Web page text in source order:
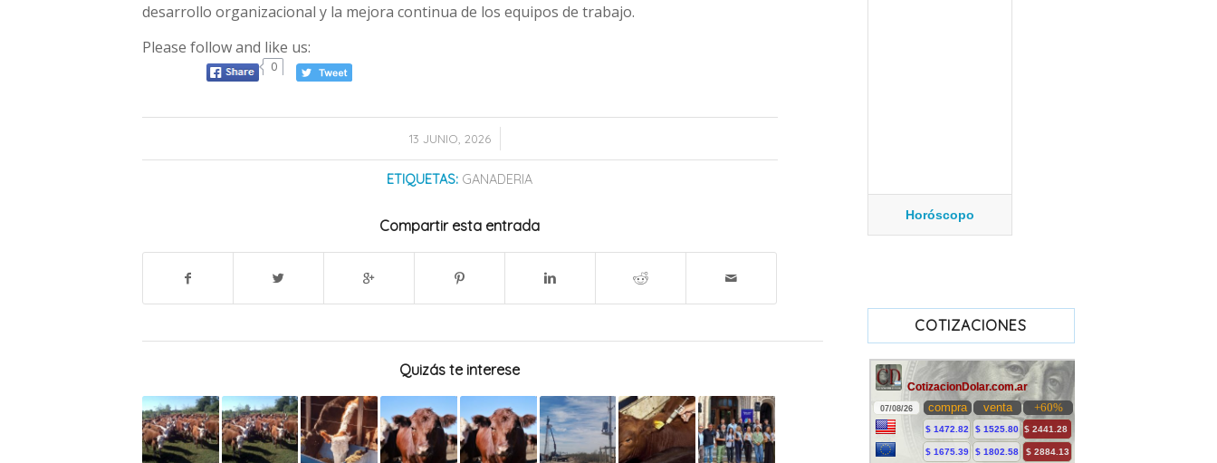
desarrollo organizacional y la mejora continua de los equipos de trabajo.
Please follow and like us:
0
13 JUNIO, 2026
/
ETIQUETAS: GANADERIA
Compartir esta entrada
Quizás te interese
Horóscopo
COTIZACIONES